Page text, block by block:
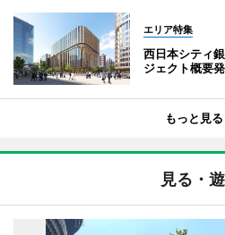
エリア特集
西日本シティ
ジェクト概要
もっと見る
見る・